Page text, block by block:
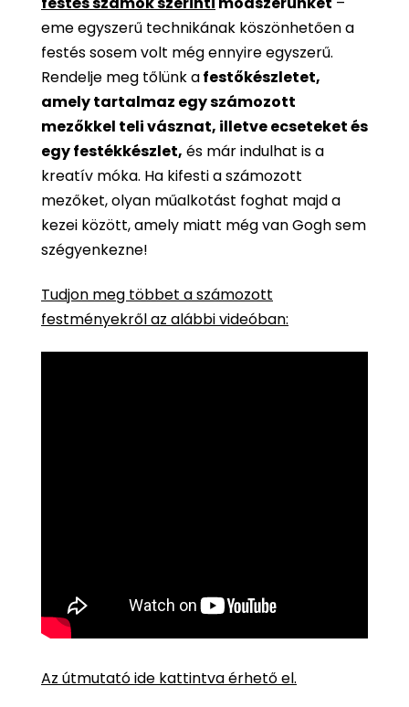
eme egyszerű technikának köszönhetően a
festés sosem volt még ennyire egyszerű.
Rendelje meg tőlünk afestőkészletet,
amely tartalmaz egy számozott
mezőkkel teli vásznat, illetve ecseteket és
egy festékkészlet, és már indulhat is a
kreatív móka. Ha kifesti a számozott
mezőket, olyan műalkotást foghat majd a
kezei között, amely miatt még van Gogh sem
szégyenkezne!
Tudjon meg többet a számozott
festményekről az alábbi videóban:
Az útmutató ide kattintva érhető el.